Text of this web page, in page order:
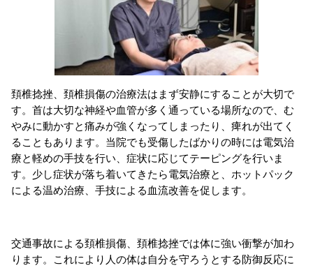
頚椎捻挫、頚椎損傷の治療法はまず安静にすることが大切で
す。首は大切な神経や血管が多く通っている場所なので、む
やみに動かすと痛みが強くなってしまったり、痺れが出てく
ることもあります。当院でも受傷したばかりの時には電気治
療と軽めの手技を行い、症状に応じてテーピングを行いま
す。少し症状が落ち着いてきたら電気治療と、ホットパック
による温め治療、手技による血流改善を促します。
交通事故による頚椎損傷、頚椎捻挫では体に強い衝撃が加わ
ります。これにより人の体は自分を守ろうとする防御反応に